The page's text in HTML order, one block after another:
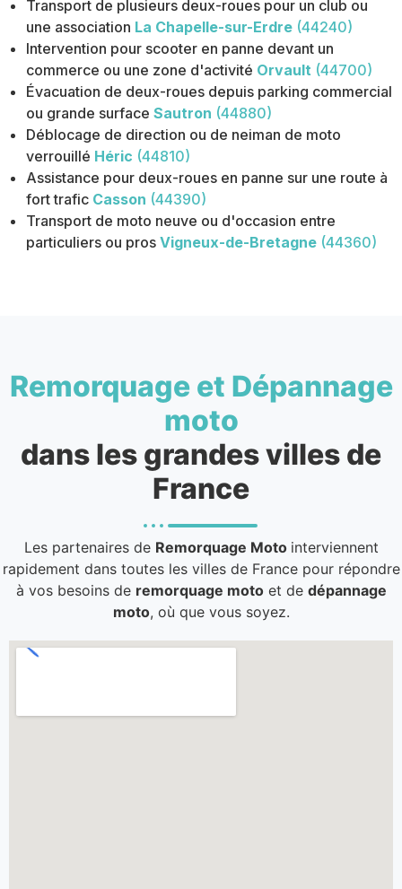
Transport de plusieurs deux-roues pour un club ou
une association La Chapelle-sur-Erdre (44240)
Intervention pour scooter en panne devant un
commerce ou une zone d'activité Orvault (44700)
Évacuation de deux-roues depuis parking commercial
ou grande surface Sautron (44880)
Déblocage de direction ou de neiman de moto
verrouillé Héric (44810)
Assistance pour deux-roues en panne sur une route à
fort trafic Casson (44390)
Transport de moto neuve ou d'occasion entre
particuliers ou pros Vigneux-de-Bretagne (44360)
Remorquage et Dépannage
moto
dans les grandes villes de
France
Les partenaires de Remorquage Moto interviennent
rapidement dans toutes les villes de France pour répondre
à vos besoins de remorquage motoet de dépannage
moto, où que vous soyez.